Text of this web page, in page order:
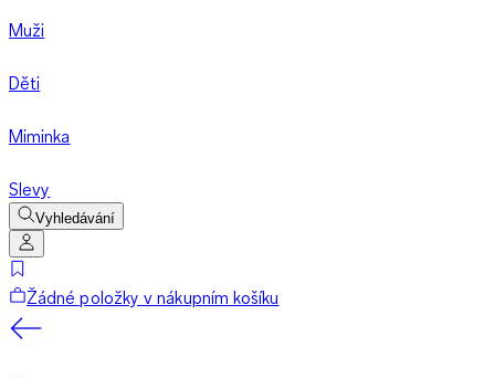
Muži
Děti
Miminka
Slevy
Vyhledávání
Žádné položky v nákupním košíku